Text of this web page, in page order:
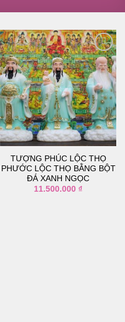
Thêm
vào
danh
sách
yêu
thích
TƯỢNG PHÚC LỘC THỌ
PHƯỚC LỘC THỌ BẰNG BỘT
ĐÁ XANH NGỌC
11.500.000 ₫